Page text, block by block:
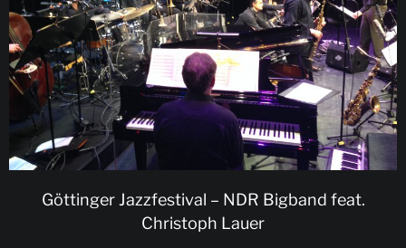
Göttinger Jazzfestival – NDR Bigband feat.
Christoph Lauer